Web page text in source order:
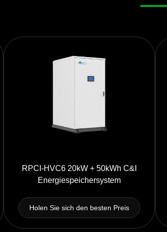
RPCI-HVC6 20kW + 50kWh C&I
Energiespeichersystem
Holen Sie sich den besten Preis